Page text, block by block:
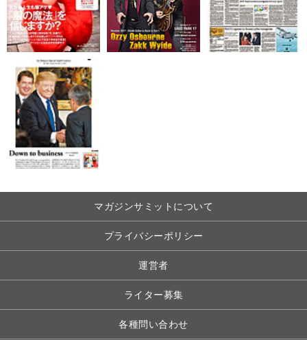
マガジンサミットについて
プライバシーポリシー
運営者
ライター募集
各種問い合わせ